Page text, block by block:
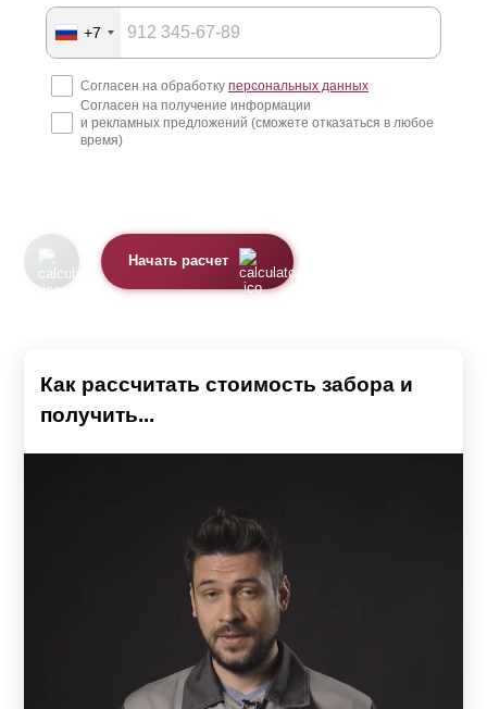
+7
Согласен на обработку персональных данных
Согласен на получение информации
и рекламных предложений (сможете отказаться в любое
время)
Начать расчет
Как рассчитать стоимость забора и
получить...